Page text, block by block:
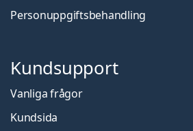
Personuppgiftsbehandling
Kundsupport
Vanliga frågor
Kundsida